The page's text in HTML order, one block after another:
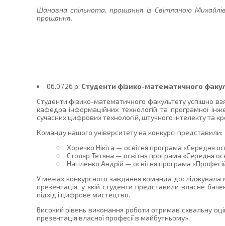
Шановна спільнота, прощання із Світланою
прощання.
06.07.26 p. Студенти фізико-математичного
Студенти фізико-математичного факультету успішно
кафедра інформаційних технологій та програмної
сучасних цифрових технологій, штучного інтелекту та
Команду нашого університету на конкурсі представили:
Хоречко Нікіта — освітня програма «Середня
Столяр Тетяна — освітня програма «Середня
Нагіленко Андрій — освітня програма
У межах конкурсного завдання команда досліджувала
презентація, у якій студенти представили власне
підхід і цифрове мистецтво.
Високий рівень виконання роботи отримав схвальну
презентація власної професії в майбутньому».